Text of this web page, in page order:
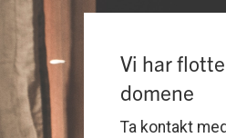
Vi har
domene
Ta kontakt